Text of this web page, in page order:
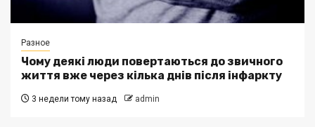
Разное
Чому деякі люди повертаються до звичного
життя вже через кілька днів після інфаркту
3 недели тому назад admin